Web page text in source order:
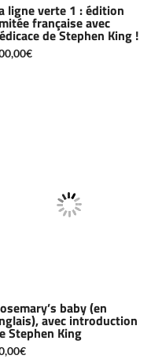
ligne verte 1 : édition
française avec
de Stephen King !
€
baby (en
avec introduction
Stephen King
€